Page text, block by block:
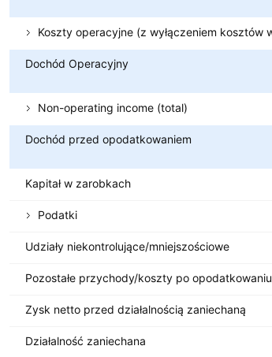
Dochód Operacyjny
Non-operating income (total)
Dochód przed opodatkowaniem
Kapitał w zarobkach
Podatki
Udziały niekontrolujące/mniejszościowe
Pozostałe przychody/koszty po opodatkowaniu
Zysk netto przed działalnością zaniechaną
Działalność zaniechana